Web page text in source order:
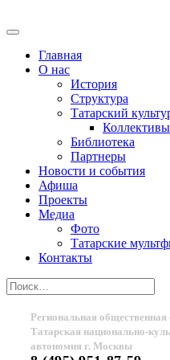
Главная
О нас
История
Структура
Татарский
Коллективы
Библиотека
Партнеры
Новости и события
Афиша
Проекты
Медиа
Фото
Татарские
Контакты
Региональная общественная
Татарская национально-
автономия г. Москвы